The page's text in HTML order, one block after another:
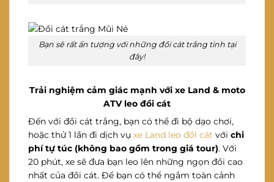
Bạn sẽ rất ấn tượng với những đồi cát trắng tinh tại
đây!
Trải nghiệm cảm giác mạnh với xe Land & moto
ATV leo đồi cát
Đến với đồi cát trắng, bạn có thể đi bộ dạo chơi,
hoặc thử 1 lần đi dịch vụ xe Land leo đồi cát với chi
phí tự túc (không bao gồm trong giá tour). Với
20 phút, xe sẽ đưa bạn leo lên những ngọn đồi cao
nhất của đồi cát. Để bạn có thể ngắm toàn cảnh